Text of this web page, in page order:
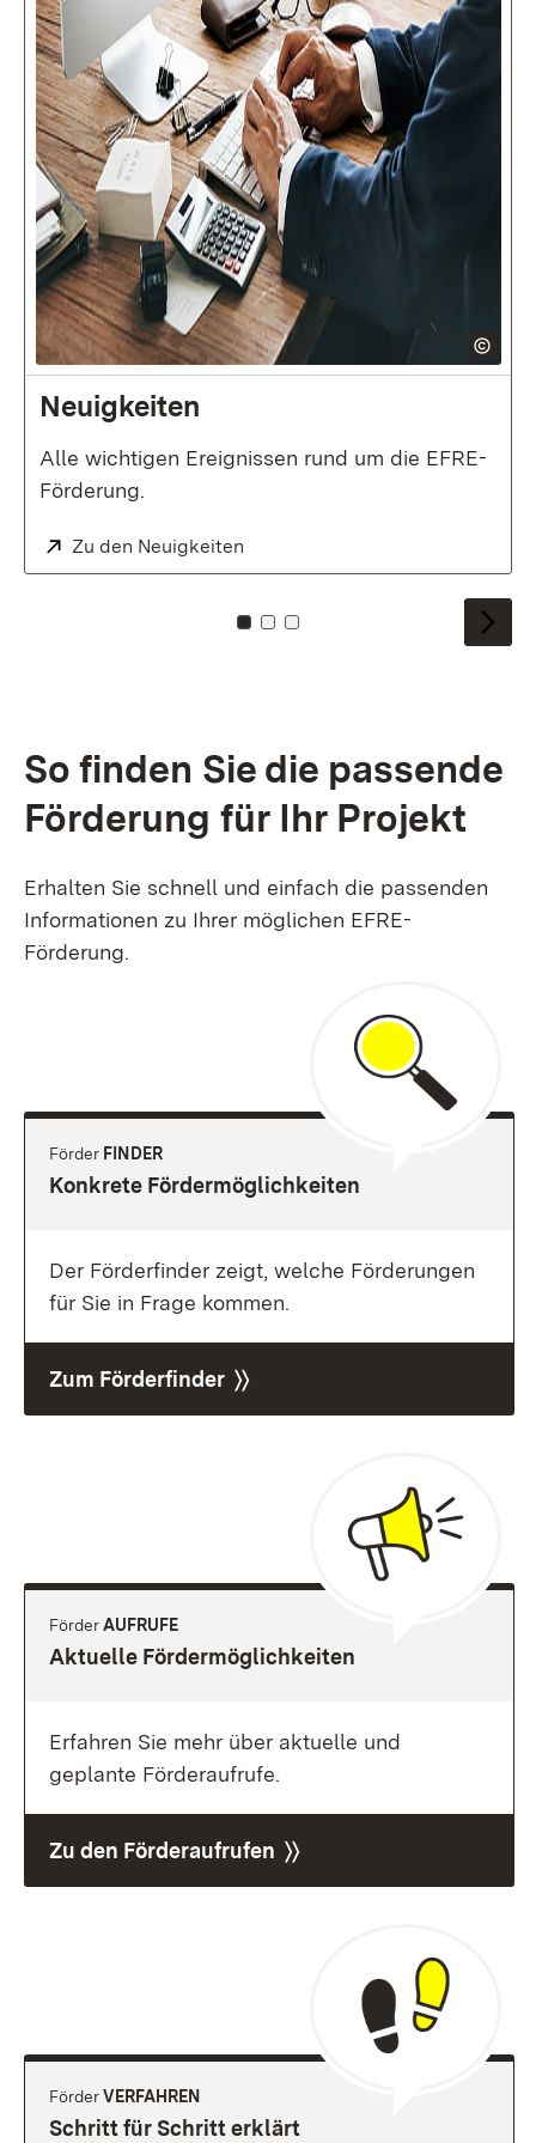
Neuigkeiten
Alle wichtigen Ereignissen rund um die EFRE-
Förderung.
Extern:
Zu den Neuigkeiten
Zu Kachel: 0
Zu Kachel: 1
Zu Kachel: 2
So finden Sie die passende
Förderung für Ihr Projekt
Erhalten Sie schnell und einfach die passenden
Informationen zu Ihrer möglichen EFRE-
Förderung.
Förder FINDER
Konkrete Fördermöglichkeiten
Der Förderfinder zeigt, welche Förderungen
für Sie in Frage kommen.
Zum Förderfinder 〉〉
FörderAUFRUFE
Aktuelle Fördermöglichkeiten
Erfahren Sie mehr über aktuelle und
geplante Förderaufrufe.
Zu den Förderaufrufen 〉〉
FörderVERFAHREN
Schritt für Schritt erklärt